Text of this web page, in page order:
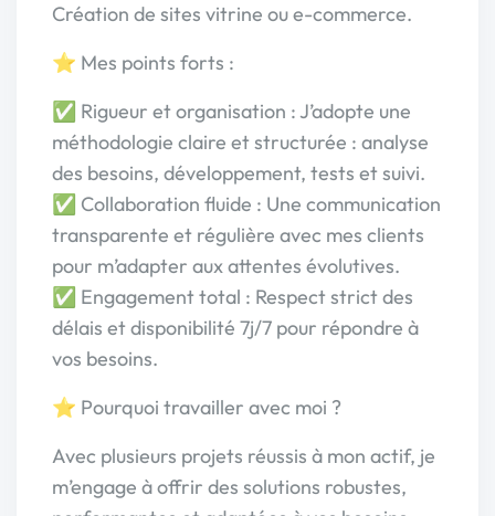
Création de sites vitrine ou e-commerce.
⭐ Mes points forts :
✅ Rigueur et organisation : J’adopte une
méthodologie claire et structurée : analyse
des besoins, développement, tests et suivi.
✅ Collaboration fluide : Une communication
transparente et régulière avec mes clients
pour m’adapter aux attentes évolutives.
✅ Engagement total : Respect strict des
délais et disponibilité 7j/7 pour répondre à
vos besoins.
⭐ Pourquoi travailler avec moi ?
Avec plusieurs projets réussis à mon actif, je
m’engage à offrir des solutions robustes,